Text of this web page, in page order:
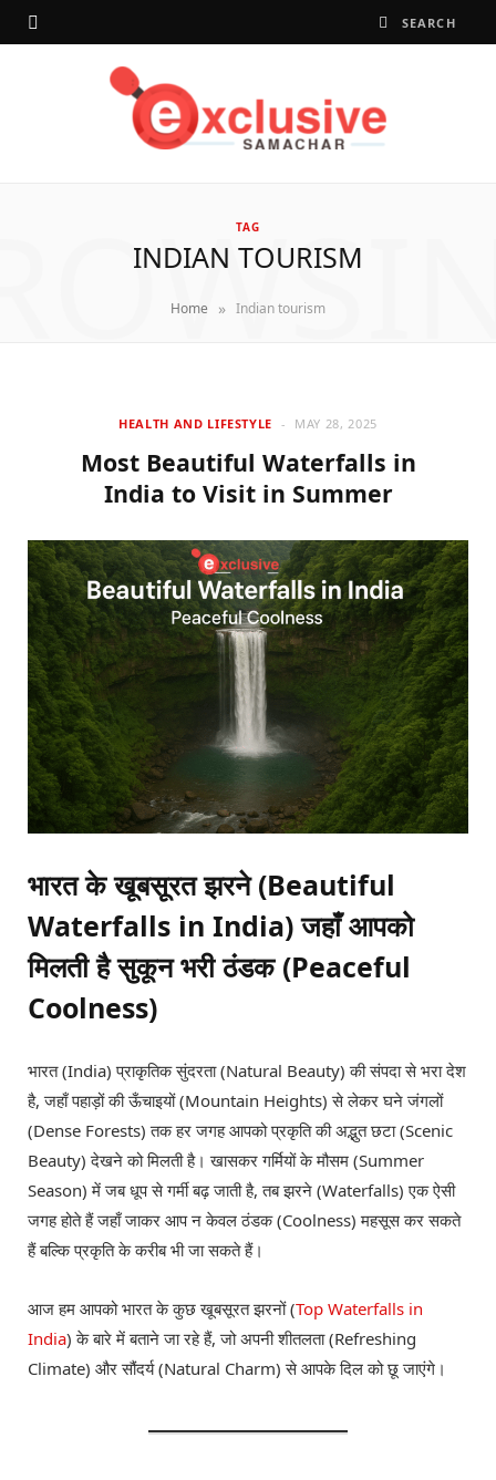
TAG
INDIAN TOURISM
Home » Indian tourism
HEALTH AND LIFESTYLE MAY 28, 2025
Most Beautiful Waterfalls in
India to Visit in Summer
भारत के खूबसूरत झरने (Beautiful
Waterfalls in India) जहाँ आपको
मिलती है सुकून भरी ठंडक (Peaceful
Coolness)
भारत (India) प्राकृतिक सुंदरता (Natural Beauty) की संपदा से भरा देश
है, जहाँ पहाड़ों की ऊँचाइयों (Mountain Heights) से लेकर घने जंगलों
(Dense Forests) तक हर जगह आपको प्रकृति की अद्भुत छटा (Scenic
Beauty) देखने को मिलती है। खासकर गर्मियों के मौसम (Summer
Season) में जब धूप से गर्मी बढ़ जाती है, तब झरने (Waterfalls) एक ऐसी
जगह होते हैं जहाँ जाकर आप न केवल ठंडक (Coolness) महसूस कर सकते
हैं बल्कि प्रकृति के करीब भी जा सकते हैं।
आज हम आपको भारत के कुछ खूबसूरत झरनों (Top Waterfalls in
India) के बारे में बताने जा रहे हैं, जो अपनी शीतलता (Refreshing
Climate) और सौंदर्य (Natural Charm) से आपके दिल को छू जाएंगे।